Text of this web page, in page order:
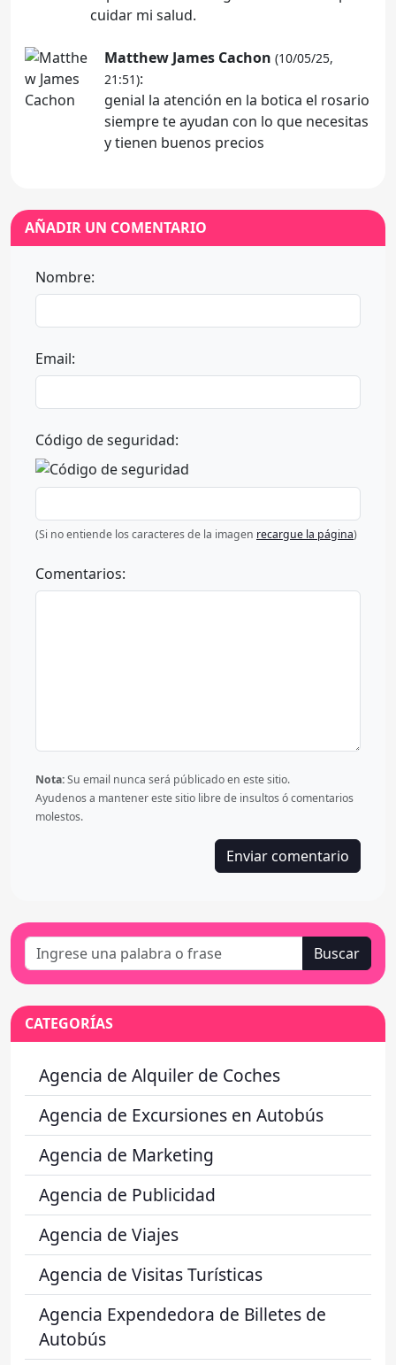
cuidar mi salud.
Matthew James Cachon (10/05/25,
21:51):
genial la atención en la botica el rosario
siempre te ayudan con lo que necesitas
y tienen buenos precios
AÑADIR UN COMENTARIO
Nombre:
Email:
Código de seguridad:
(Si no entiende los caracteres de la imagen recargue la página)
Comentarios:
Nota:Su email nunca será públicado en este sitio.
Ayudenos a mantener este sitio libre de insultos ó comentarios
molestos.
Buscar
CATEGORÍAS
Agencia de Alquiler de Coches
Agencia de Excursiones en Autobús
Agencia de Marketing
Agencia de Publicidad
Agencia de Viajes
Agencia de Visitas Turísticas
Agencia Expendedora de Billetes de
Autobús